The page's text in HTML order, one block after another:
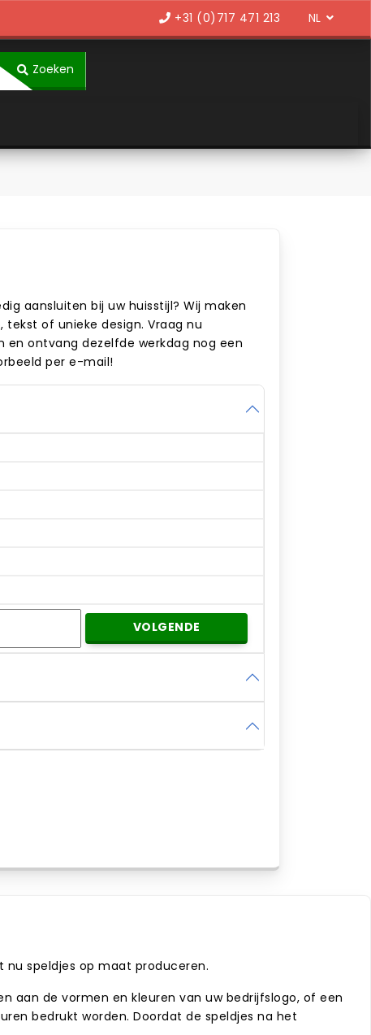
+31 (0)717 471 213
Zoeken
aansluiten bij uw huisstijl? Wij maken
of unieke design. Vraag nu
en ontvang dezelfde werkdag nog een
per e-mail!
VOLGENDE
nu speldjes op maat produceren.
aan de vormen en kleuren van uw bedrijfslogo, of een
bedrukt worden. Doordat de speldjes na het